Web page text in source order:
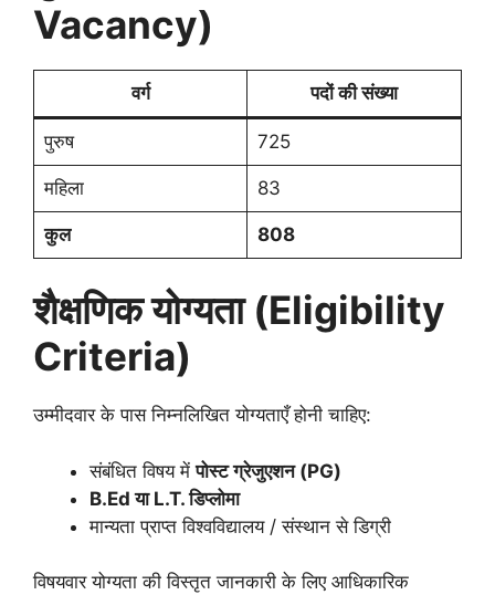
Vacancy)
वर्ग पदों की संख्या
पुरुष 725
महिला 83
कुल 808
शैक्षणिक योग्यता (Eligibility
Criteria)
उम्मीदवार के पास निम्नलिखित योग्यताएँ होनी चाहिए:
संबंधित विषय मेंपोस्ट ग्रेजुएशन (PG)
B.Ed या L.T. डिप्लोमा
मान्यता प्राप्त विश्वविद्यालय / संस्थान से डिग्री
विषयवार योग्यता की विस्तृत जानकारी के लिए आधिकारिक